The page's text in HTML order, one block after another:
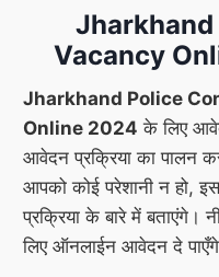
Vacancy
Jharkhand Police
Online 2024 के लिए
आवेदन प्रक्रिया का पालन
आपको कोई परेशानी न हो,
प्रक्रिया के बारे में बताएंगे।
लिए ऑनलाईन आवेदन दे